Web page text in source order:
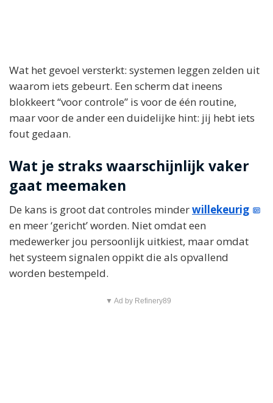
Wat het gevoel versterkt: systemen leggen zelden uit
waarom iets gebeurt. Een scherm dat ineens
blokkeert “voor controle” is voor de één routine,
maar voor de ander een duidelijke hint: jij hebt iets
fout gedaan.
Wat je straks waarschijnlijk vaker
gaat meemaken
De kans is groot dat controles minderwillekeurig
en meer ‘gericht’ worden. Niet omdat een
medewerker jou persoonlijk uitkiest, maar omdat
het systeem signalen oppikt die als opvallend
worden bestempeld.
▼ Ad by Refinery89